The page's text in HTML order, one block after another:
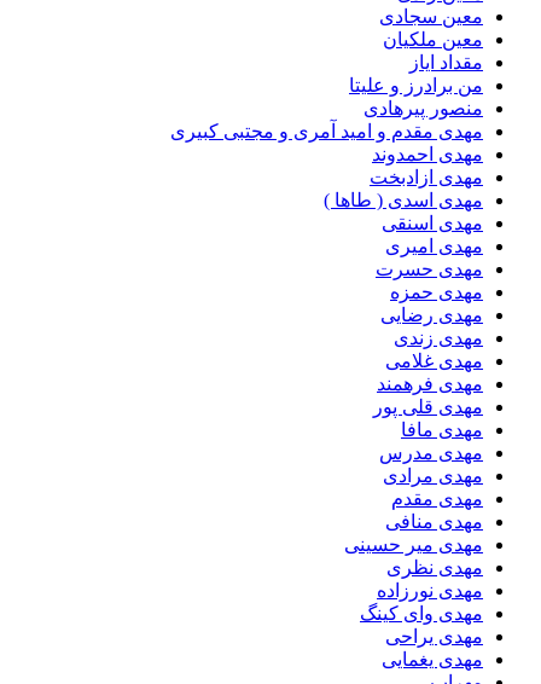
معین سجادی
معین ملکیان
مقداد ایاز
من برادرز و علیتا
منصور پیرهادی
مهدى مقدم و امید آمرى و مجتبى کبیرى
مهدی احمدوند
مهدی ازادبخت
مهدی اسدی ( طاها )
مهدی اسنقی
مهدی امیری
مهدی حسرت
مهدی حمزه
مهدی رضایی
مهدی زندی
مهدی غلامی
مهدی فرهمند
مهدی قلی پور
مهدی مافا
مهدی مدرس
مهدی مرادی
مهدی مقدم
مهدی منافی
مهدی میر حسینی
مهدی نظری
مهدی نورزاده
مهدی وای کینگ
مهدی یراحی
مهدی یغمایی